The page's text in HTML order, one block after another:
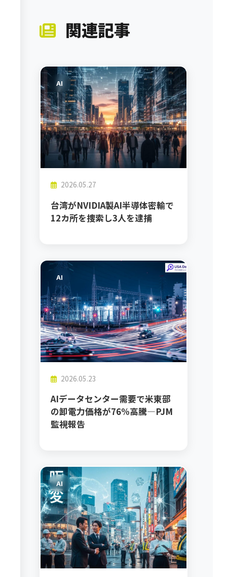
関連記事
AI
2026.05.27
台湾がNVIDIA製AI半導体密輸で
12カ所を捜索し3人を逮捕
AI
2026.05.23
AIデータセンター需要で米東部
の卸電力価格が76%高騰―PJM
監視報告
AI